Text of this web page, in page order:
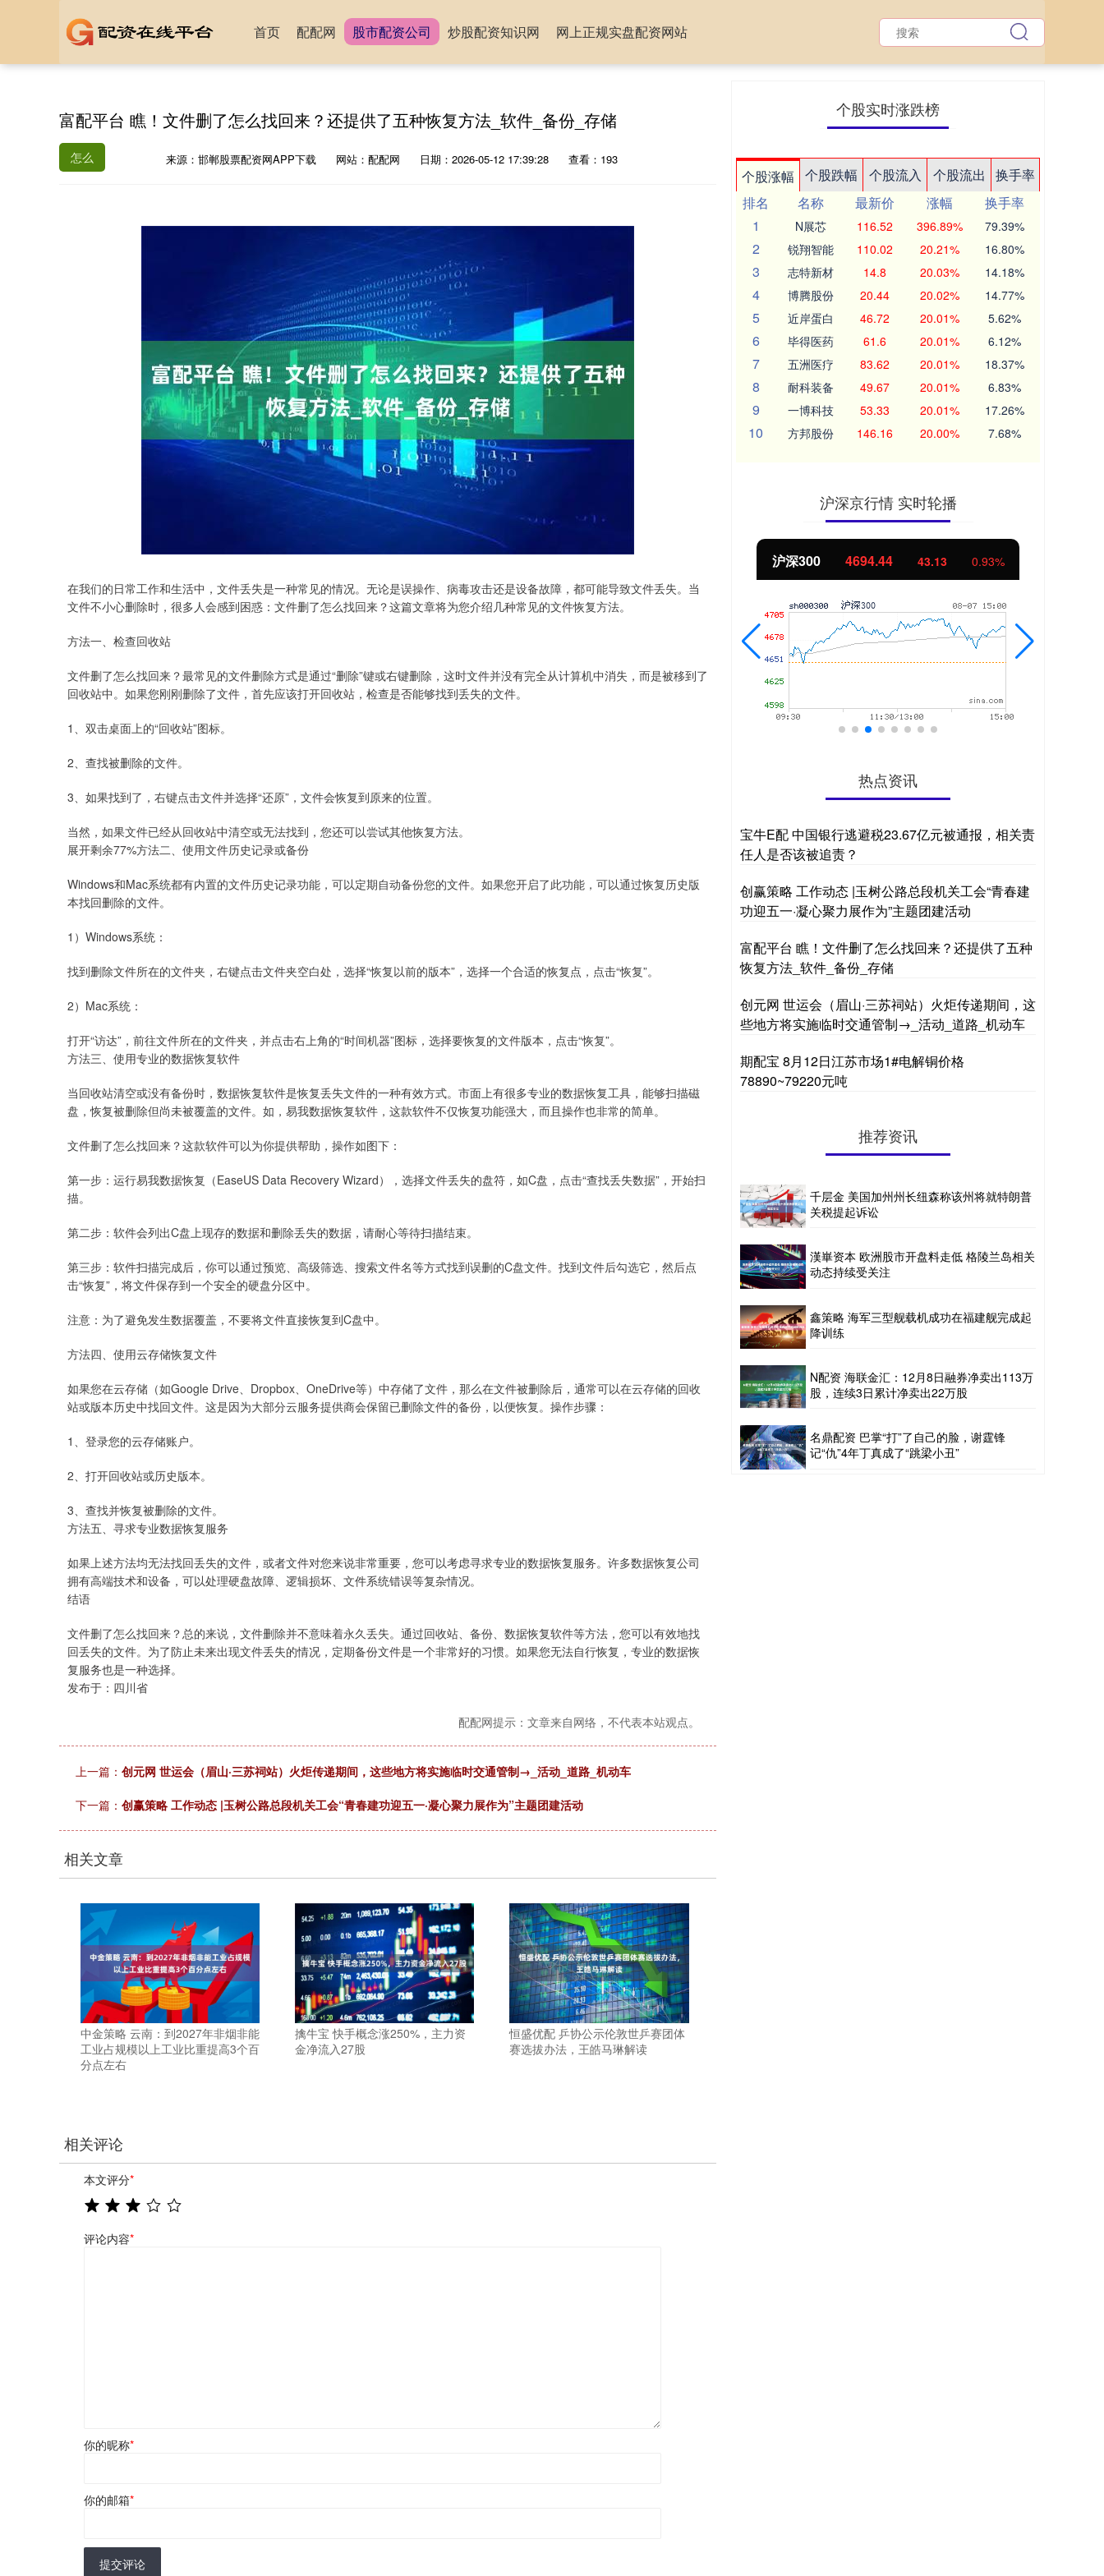
首页 配配网 股市配资公司 炒股配资知识网 网上正规实盘配资网站
富配平台 瞧！文件删了怎么找回来？还提供了五种恢复方法_软件_备份_存储
怎么 来源：邯郸股票配资网APP下载 网站：配配网 日期：2026-05-12 17:39:28 查看：193
在我们的日常工作和生活中，文件丢失是一种常见的情况。无论是误操作、病毒攻击还是设备故障，都可能导致文件丢失。当
文件不小心删除时，很多人会感到困惑：文件删了怎么找回来？这篇文章将为您介绍几种常见的文件恢复方法。
方法一、检查回收站
文件删了怎么找回来？最常见的文件删除方式是通过“删除”键或右键删除，这时文件并没有完全从计算机中消失，而是被移到了
回收站中。如果您刚刚删除了文件，首先应该打开回收站，检查是否能够找到丢失的文件。
1、双击桌面上的“回收站”图标。
2、查找被删除的文件。
3、如果找到了，右键点击文件并选择“还原”，文件会恢复到原来的位置。
当然，如果文件已经从回收站中清空或无法找到，您还可以尝试其他恢复方法。
展开剩余77%方法二、使用文件历史记录或备份
Windows和Mac系统都有内置的文件历史记录功能，可以定期自动备份您的文件。如果您开启了此功能，可以通过恢复历史版
本找回删除的文件。
1）Windows系统：
找到删除文件所在的文件夹，右键点击文件夹空白处，选择“恢复以前的版本”，选择一个合适的恢复点，点击“恢复”。
2）Mac系统：
打开“访达”，前往文件所在的文件夹，并点击右上角的“时间机器”图标，选择要恢复的文件版本，点击“恢复”。
方法三、使用专业的数据恢复软件
当回收站清空或没有备份时，数据恢复软件是恢复丢失文件的一种有效方式。市面上有很多专业的数据恢复工具，能够扫描磁
盘，恢复被删除但尚未被覆盖的文件。如，易我数据恢复软件，这款软件不仅恢复功能强大，而且操作也非常的简单。
文件删了怎么找回来？这款软件可以为你提供帮助，操作如图下：
第一步：运行易我数据恢复（EaseUS Data Recovery Wizard），选择文件丢失的盘符，如C盘，点击“查找丢失数据”，开始扫
描。
第二步：软件会列出C盘上现存的数据和删除丢失的数据，请耐心等待扫描结束。
第三步：软件扫描完成后，你可以通过预览、高级筛选、搜索文件名等方式找到误删的C盘文件。找到文件后勾选它，然后点
击“恢复”，将文件保存到一个安全的硬盘分区中。
注意：为了避免发生数据覆盖，不要将文件直接恢复到C盘中。
方法四、使用云存储恢复文件
如果您在云存储（如Google Drive、Dropbox、OneDrive等）中存储了文件，那么在文件被删除后，通常可以在云存储的回收
站或版本历史中找回文件。这是因为大部分云服务提供商会保留已删除文件的备份，以便恢复。操作步骤：
1、登录您的云存储账户。
2、打开回收站或历史版本。
3、查找并恢复被删除的文件。
方法五、寻求专业数据恢复服务
如果上述方法均无法找回丢失的文件，或者文件对您来说非常重要，您可以考虑寻求专业的数据恢复服务。许多数据恢复公司
拥有高端技术和设备，可以处理硬盘故障、逻辑损坏、文件系统错误等复杂情况。
结语
文件删了怎么找回来？总的来说，文件删除并不意味着永久丢失。通过回收站、备份、数据恢复软件等方法，您可以有效地找
回丢失的文件。为了防止未来出现文件丢失的情况，定期备份文件是一个非常好的习惯。如果您无法自行恢复，专业的数据恢
复服务也是一种选择。
发布于：四川省
配配网提示：文章来自网络，不代表本站观点。
上一篇： 创元网 世运会（眉山·三苏祠站）火炬传递期间，这些地方将实施临时交通管制→_活动_道路_机动车
下一篇： 创赢策略 工作动态 |玉树公路总段机关工会“青春建功迎五一·凝心聚力展作为”主题团建活动
相关文章
中金策略 云南：到2027年非烟非能
工业占规模以上工业比重提高3个百
分点左右
擒牛宝 快手概念涨250%，主力资
金净流入27股
恒盛优配 乒协公示伦敦世乒赛团体
赛选拔办法，王皓马琳解读
相关评论
本文评分*
评论内容*
你的昵称*
你的邮箱*
提交评论
个股实时涨跌榜
个股涨幅 个股跌幅 个股流入 个股流出
换手率
排名
名称 最新价 涨幅
换手率
1
N展芯 116.52 396.89% 79.39%
2 锐翔智能 110.02 20.21% 16.80%
3 志特新材 14.8 20.03% 14.18%
4 博腾股份 20.44 20.02% 14.77%
5 近岸蛋白 46.72 20.01% 5.62%
6 毕得医药 61.6 20.01% 6.12%
7 五洲医疗 83.62 20.01% 18.37%
8 耐科装备 49.67 20.01% 6.83%
9 一博科技 53.33 20.01% 17.26%
10 方邦股份 146.16 20.00% 7.68%
沪深京行情 实时轮播
上证指数 3940.04 深证成指 14311.01 沪深300 4694.44 43.13 0.93%
热点资讯
宝牛E配 中国银行逃避税23.67亿元被通报，相关责
任人是否该被追责？
创赢策略 工作动态 |玉树公路总段机关工会“青春建
功迎五一·凝心聚力展作为”主题团建活动
富配平台 瞧！文件删了怎么找回来？还提供了五种
恢复方法_软件_备份_存储
创元网 世运会（眉山·三苏祠站）火炬传递期间，这
些地方将实施临时交通管制→_活动_道路_机动车
期配宝 8月12日江苏市场1#电解铜价格
78890~79220元吨
推荐资讯
千层金 美国加州州长纽森称该州将就特朗普
关税提起诉讼
漢崋资本 欧洲股市开盘料走低 格陵兰岛相关
动态持续受关注
鑫策略 海军三型舰载机成功在福建舰完成起
降训练
N配资 海联金汇：12月8日融券净卖出113万
股，连续3日累计净卖出22万股
名鼎配资 巴掌“打”了自己的脸，谢霆锋
记“仇”4年丁真成了“跳梁小丑”